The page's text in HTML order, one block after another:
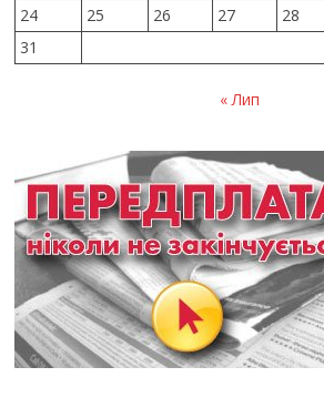
24
25 26 27 28
31
« Лип